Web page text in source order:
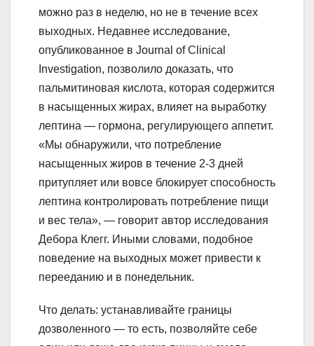
можно раз в неделю, но не в течение всех
выходных. Недавнее исследование,
опубликованное в Journal of Clinical
Investigation, позволило доказать, что
пальмитиновая кислота, которая содержится
в насыщенных жирах, влияет на выработку
лептина — гормона, регулирующего аппетит.
«Мы обнаружили, что потребление
насыщенных жиров в течение 2-3 дней
притупляет или вовсе блокирует способность
лептина контролировать потребление пищи
и вес тела», — говорит автор исследования
Дебора Клегг. Иными словами, подобное
поведение на выходных может привести к
перееданию и в понедельник.
Что делать: устанавливайте границы
дозволенного — то есть, позволяйте себе